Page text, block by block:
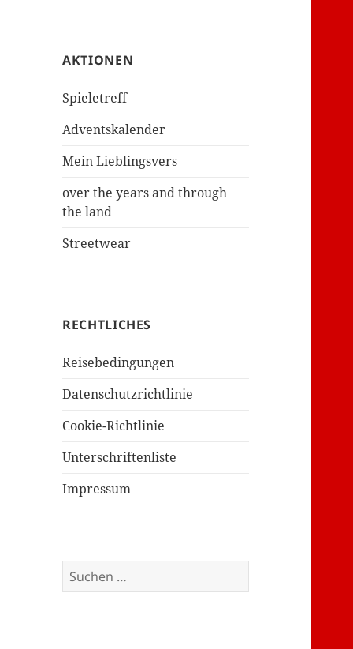
AKTIONEN
Spieletreff
Adventskalender
Mein Lieblingsvers
over the years and through
the land
Streetwear
RECHTLICHES
Reisebedingungen
Datenschutzrichtlinie
Cookie-Richtlinie
Unterschriftenliste
Impressum
Suchen
nach: